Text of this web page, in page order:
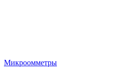
Микроомметры